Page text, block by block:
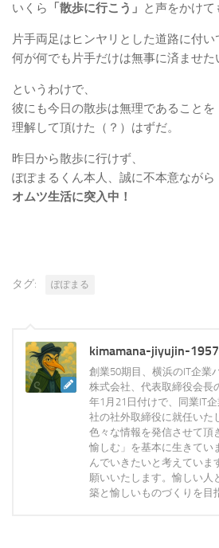
いくら 「散歩に行こう」 と声をかけて
片手両足はヒンヤリとした道路に付い
何が何でも片手だけは無事に済ませた
というわけで、
彼にも今日の散歩は無理であることを
理解して頂けた（？）はずだ。
昨日から散歩に行けず、
ぽぽまるくん本人、誠に不本意ながら
オムツ生活に突入中！
タグ: ぽぽまる
kimamana-jiyujin-1957
創業50期目、横浜のIT企業
株式会社、代表取締役会長
年1月21日付けで、同業IT
社の社外取締役に就任いた
色々な情報を発信させて頂
愉しむ」を基本に生きてい
んでいきたいと考えていま
願いいたします。愉しい人
築と愉しいものづくりを目